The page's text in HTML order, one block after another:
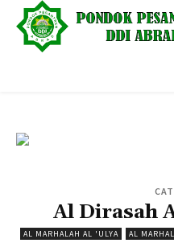
Al Dirasah
AL MARHALAH AL 'ULYA AL